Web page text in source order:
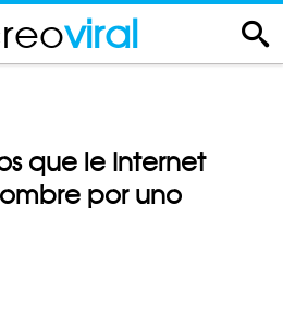
viral
que le Internet
por uno